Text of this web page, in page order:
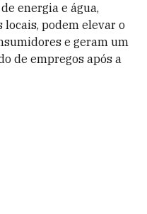
energia e água,
podem elevar o
e geram um
de empregos após a